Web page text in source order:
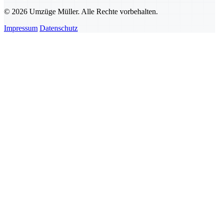
© 2026 Umzüge Müller. Alle Rechte vorbehalten.
Impressum Datenschutz